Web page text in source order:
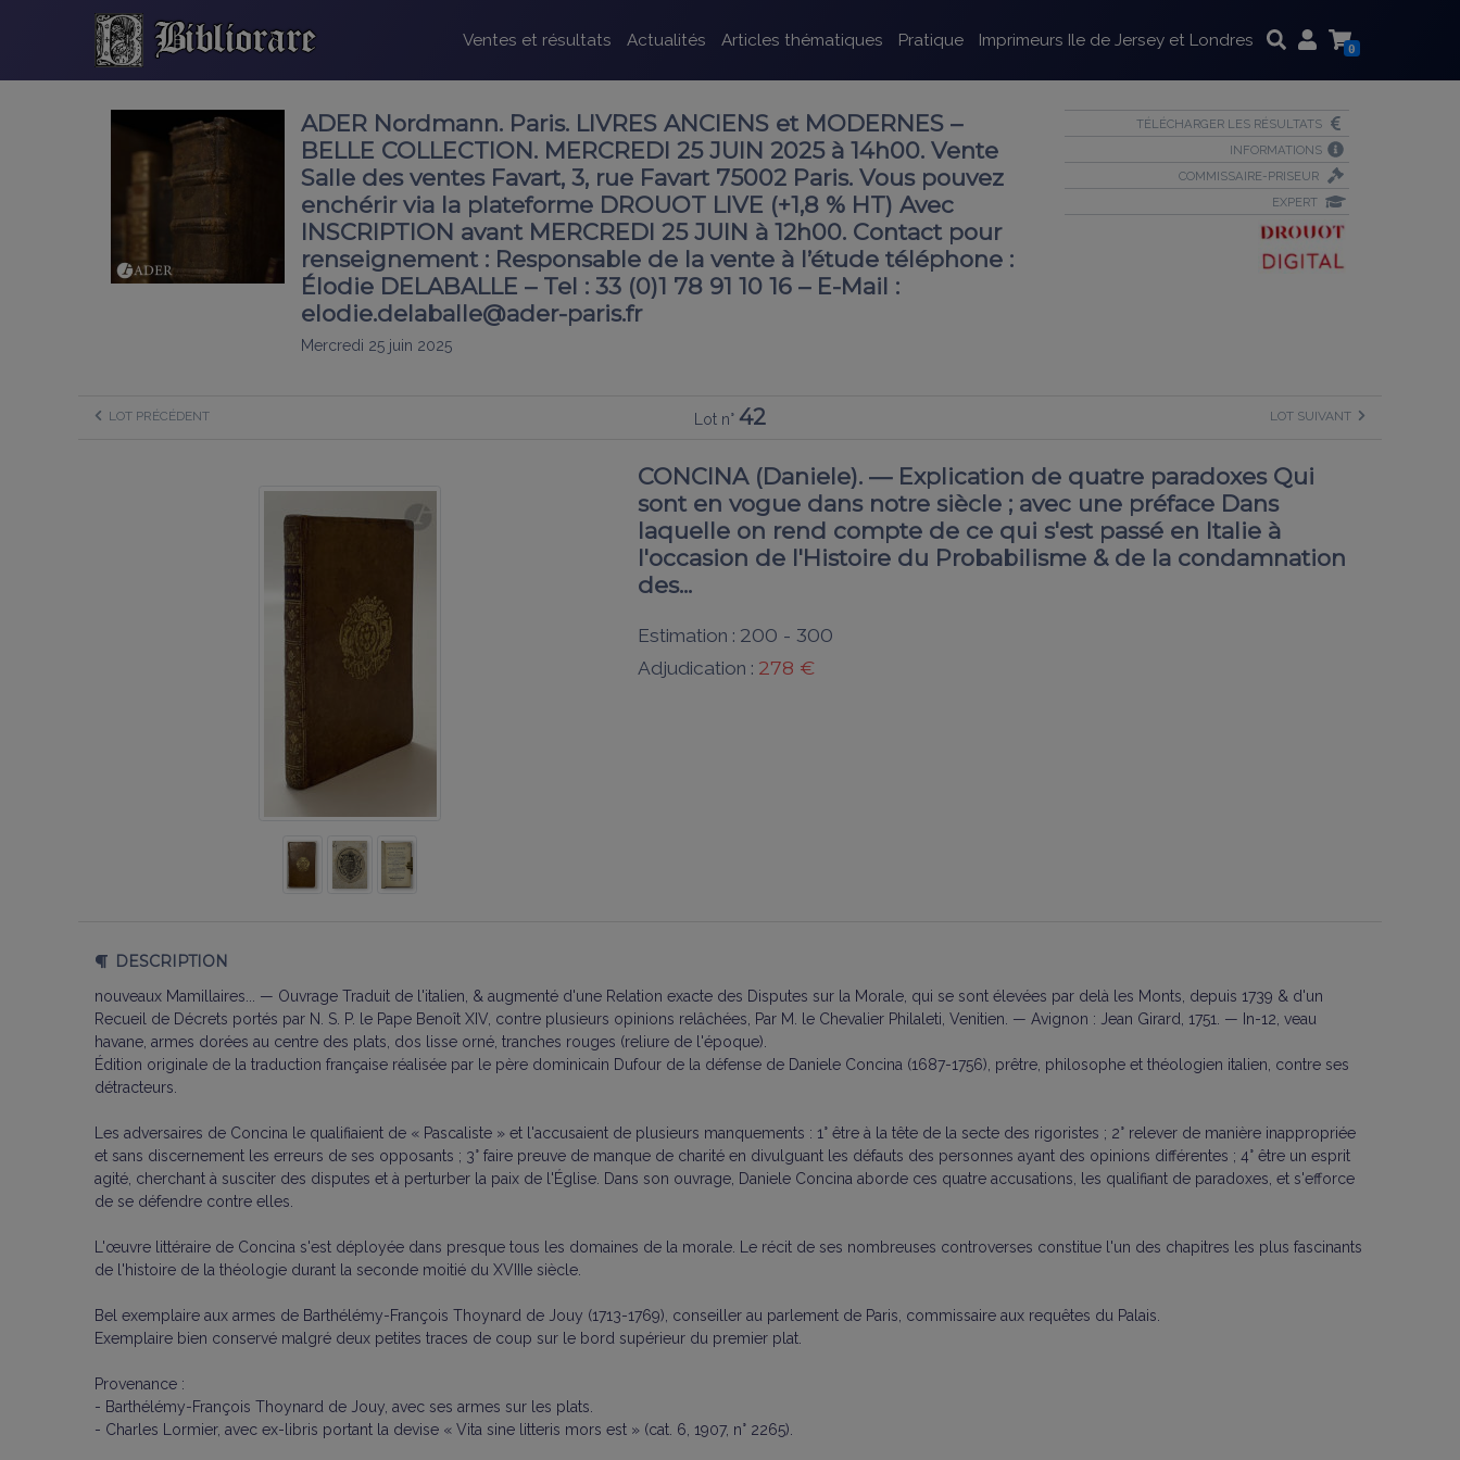
Ventes et résultats Actualités Articles thématiques Pratique Imprimeurs Ile de Jersey et Londres 0
ADER Nordmann. Paris. LIVRES ANCIENS et MODERNES –
BELLE COLLECTION. MERCREDI 25 JUIN 2025 à 14h00. Vente
Salle des ventes Favart, 3, rue Favart 75002 Paris. Vous pouvez
enchérir via la plateforme DROUOT LIVE (+1,8 % HT) Avec
INSCRIPTION avant MERCREDI 25 JUIN à 12h00. Contact pour
renseignement : Responsable de la vente à l’étude téléphone :
Élodie DELABALLE – Tel : 33 (0)1 78 91 10 16 – E-Mail :
elodie.delaballe@ader-paris.fr
Mercredi 25 juin 2025
TÉLÉCHARGER LES RÉSULTATS
INFORMATIONS
COMMISSAIRE-PRISEUR
EXPERT
LOT PRÉCÉDENT Lot n° 42 LOT SUIVANT
CONCINA (Daniele). — Explication de quatre paradoxes Qui
sont en vogue dans notre siècle ; avec une préface Dans
laquelle on rend compte de ce qui s'est passé en Italie à
l'occasion de l'Histoire du Probabilisme & de la condamnation
des...
Estimation : 200 - 300
Adjudication : 278 €
DESCRIPTION
nouveaux Mamillaires... — Ouvrage Traduit de l'italien, & augmenté d'une Relation exacte des Disputes sur la Morale, qui se sont élevées par delà les Monts, depuis 1739 & d'un
Recueil de Décrets portés par N. S. P. le Pape Benoît XIV, contre plusieurs opinions relâchées, Par M. le Chevalier Philaleti, Venitien. — Avignon : Jean Girard, 1751. — In-12, veau
havane, armes dorées au centre des plats, dos lisse orné, tranches rouges (reliure de l'époque).
Édition originale de la traduction française réalisée par le père dominicain Dufour de la défense de Daniele Concina (1687-1756), prêtre, philosophe et théologien italien, contre ses
détracteurs.
Les adversaires de Concina le qualifiaient de « Pascaliste » et l'accusaient de plusieurs manquements : 1° être à la tête de la secte des rigoristes ; 2° relever de manière inappropriée
et sans discernement les erreurs de ses opposants ; 3° faire preuve de manque de charité en divulguant les défauts des personnes ayant des opinions différentes ; 4° être un esprit
agité, cherchant à susciter des disputes et à perturber la paix de l'Église. Dans son ouvrage, Daniele Concina aborde ces quatre accusations, les qualifiant de paradoxes, et s'efforce
de se défendre contre elles.
L'œuvre littéraire de Concina s'est déployée dans presque tous les domaines de la morale. Le récit de ses nombreuses controverses constitue l'un des chapitres les plus fascinants
de l'histoire de la théologie durant la seconde moitié du XVIIIe siècle.
Bel exemplaire aux armes de Barthélémy-François Thoynard de Jouy (1713-1769), conseiller au parlement de Paris, commissaire aux requêtes du Palais.
Exemplaire bien conservé malgré deux petites traces de coup sur le bord supérieur du premier plat.
Provenance :
- Barthélémy-François Thoynard de Jouy, avec ses armes sur les plats.
- Charles Lormier, avec ex-libris portant la devise « Vita sine litteris mors est » (cat. 6, 1907, n° 2265).